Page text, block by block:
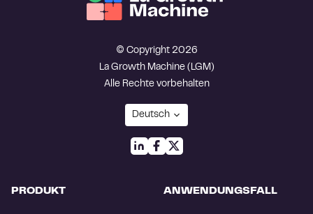
© Copyright 2026
La Growth Machine (LGM)
Alle Rechte vorbehalten
PRODUKT ANWENDUNGSFALL